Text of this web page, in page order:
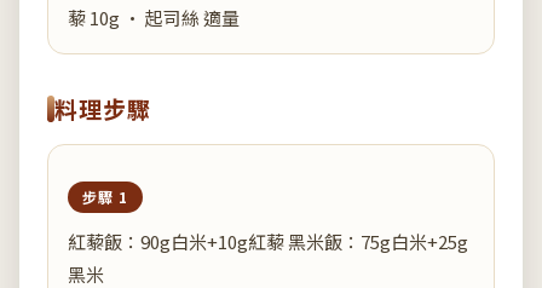
藜 10g • 起司絲 適量
料理步驟
步驟 1
紅藜飯：90g白米+10g紅藜 黑米飯：75g白米+25g
黑米